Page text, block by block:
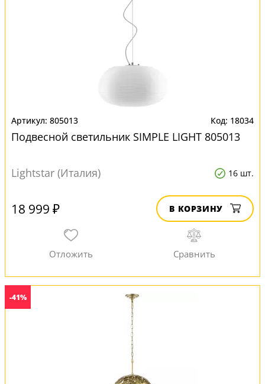
805013 18034
Подвесной светильник SIMPLE LIGHT 805013
Lightstar (Италия) 16 шт.
18 999 ₽ В КОРЗИНУ
-41%